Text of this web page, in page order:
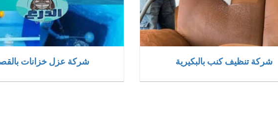
شركة تنظيف كنب بالبكيرية شركة عزل خزانات